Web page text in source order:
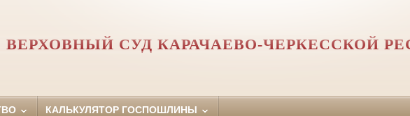
ВЕРХОВНЫЙ СУД КАРАЧАЕВО-ЧЕРКЕССКОЙ
КАЛЬКУЛЯТОР ГОСПОШЛИНЫ